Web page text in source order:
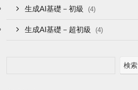
生成AI基礎－初級 (4)
生成AI基礎－超初級 (4)
検索